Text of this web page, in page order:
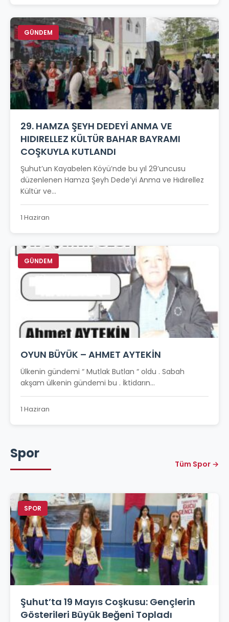
GÜNDEM
29. HAMZA ŞEYH DEDEYİ ANMA VE
HIDIRELLEZ KÜLTÜR BAHAR BAYRAMI
COŞKUYLA KUTLANDI
Şuhut’un Kayabelen Köyü’nde bu yıl 29’uncusu
düzenlenen Hamza Şeyh Dede’yi Anma ve Hıdırellez
Kültür ve...
1 Haziran
GÜNDEM
OYUN BÜYÜK – AHMET AYTEKİN
Ülkenin gündemi “ Mutlak Butlan “ oldu . Sabah
akşam ülkenin gündemi bu . İktidarın...
1 Haziran
Spor
Tüm Spor →
SPOR
Şuhut’ta 19 Mayıs Coşkusu: Gençlerin
Gösterileri Büyük Beğeni Topladı